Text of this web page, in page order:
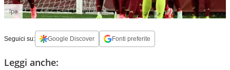
Ipa
Seguici su: Google Discover Fonti preferite
Leggi anche: